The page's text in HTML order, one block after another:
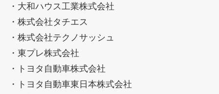
・大和ハウス工業株式会社
・株式会社タチエス
・株式会社テクノサッシュ
・東プレ株式会社
・トヨタ自動車株式会社
・トヨタ自動車東日本株式会社